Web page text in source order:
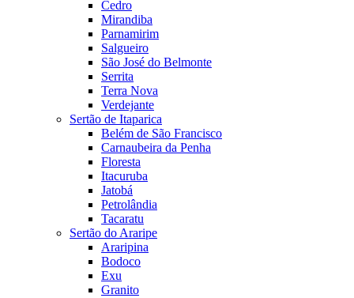
Cedro
Mirandiba
Parnamirim
Salgueiro
São José do Belmonte
Serrita
Terra Nova
Verdejante
Sertão de Itaparica
Belém de São Francisco
Carnaubeira da Penha
Floresta
Itacuruba
Jatobá
Petrolândia
Tacaratu
Sertão do Araripe
Araripina
Bodoco
Exu
Granito